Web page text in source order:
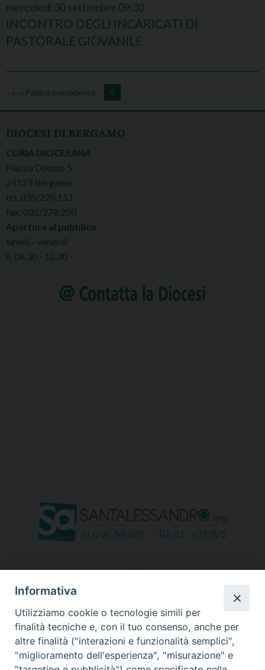
mercoledì 30settembre 09:30
INCONTRO DEGLI INCARICATI DI
PASTORALE GIOVANILE
« Pagina precedente 8
DIOCESI DI BERGAMO
CURIA DIOCESANA
Piazza Duomo 5
24129 Bergamo
tel. 035/278.111
fax: 035/278.250
Apertura al pubblico
lunedì - venerdì
h. 08.30 - 12.30
seguici su
Informativa
Utilizziamo cookie o tecnologie simili per
finalità tecniche e, con il tuo consenso, anche per
altre finalità ("interazioni e funzionalità semplici",
"miglioramento dell'esperienza", "misurazione" e